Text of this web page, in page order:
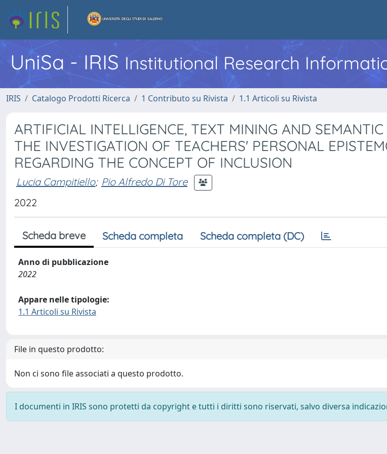
UniSa - IRIS Institutional Research
IRIS Catalogo Prodotti Ricerca 1 Contributo su Rivista 1.1 Articoli su Rivista
ARTIFICIAL INTELLIGENCE, TEXT MINING AND
THE INVESTIGATION OF TEACHERS' PERSONAL
REGARDING THE CONCEPT OF INCLUSION
Lucia Campitiello; Pio Alfredo Di Tore
2022
Scheda breve Scheda completa Scheda completa (DC)
Anno di pubblicazione
2022
Appare nelle tipologie:
1.1 Articoli su Rivista
File in questo prodotto:
Non ci sono file associati a questo prodotto.
I documenti in IRIS sono protetti da copyright e tutti i diritti sono riservati, salvo diversa